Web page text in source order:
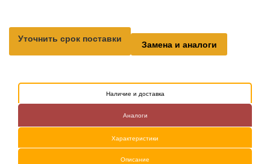
Уточнить срок поставки Замена и аналоги
Наличие и доставка
Аналоги
Характеристики
Описание